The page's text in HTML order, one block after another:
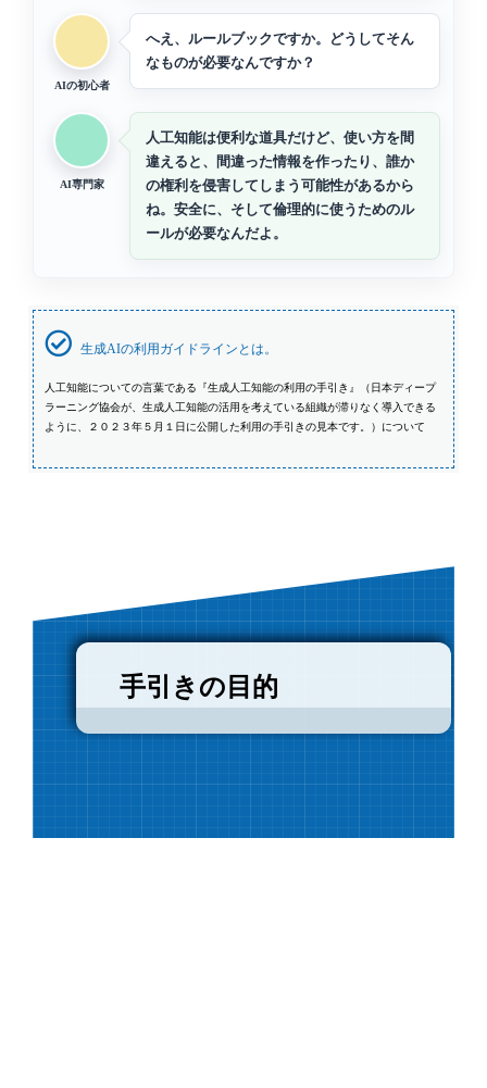
AIの初心者
へえ、ルールブックですか。どうしてそん
なものが必要なんですか？
AI専門家
人工知能は便利な道具だけど、使い方を間
違えると、間違った情報を作ったり、誰か
の権利を侵害してしまう可能性があるから
ね。安全に、そして倫理的に使うためのル
ールが必要なんだよ。
生成AIの利用ガイドラインとは。
人工知能についての言葉である『生成人工知能の利用の手引き』（日本ディープ
ラーニング協会が、生成人工知能の活用を考えている組織が滞りなく導入できる
ように、２０２３年５月１日に公開した利用の手引きの見本です。）について
手引きの目的